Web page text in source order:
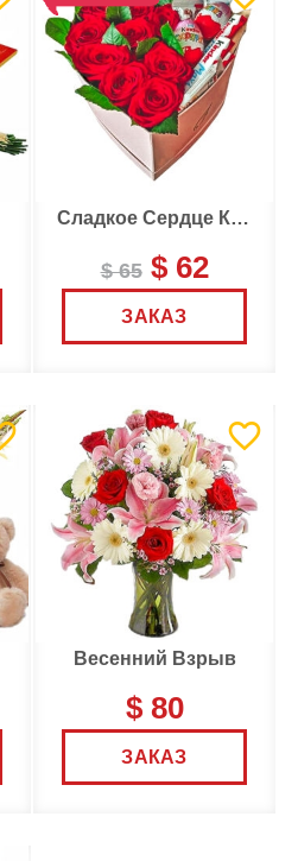
Сладкое Сердце Коробка
$ 65$ 62
ЗАКАЗ
Весенний Взрыв
$ 80
ЗАКАЗ